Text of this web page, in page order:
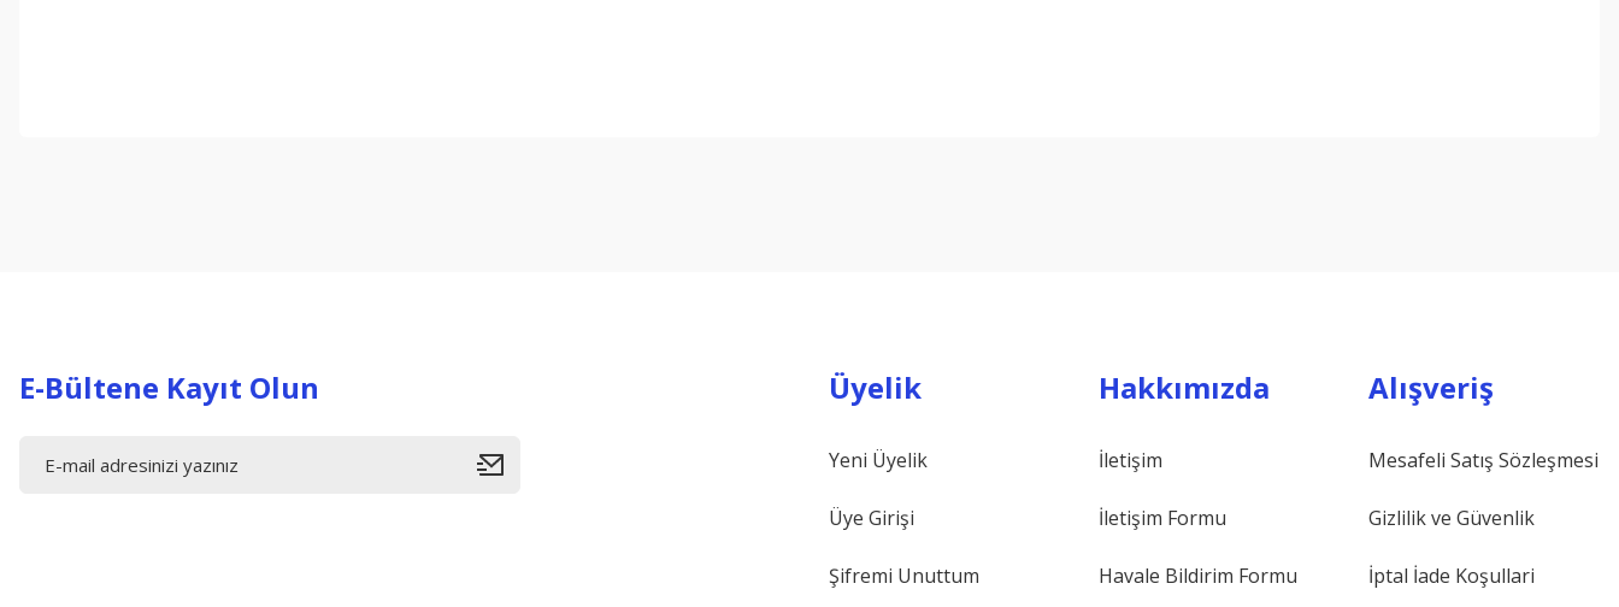
E-Bültene Kayıt Olun Üyelik
Yeni Üyelik
Üye Girişi
Şifremi Unuttum
Hakkımızda
İletişim
İletişim Formu
Havale Bildirim Formu
Alışveriş
Mesafeli Satış Sözleşmesi
Gizlilik ve Güvenlik
İptal İade Koşullari